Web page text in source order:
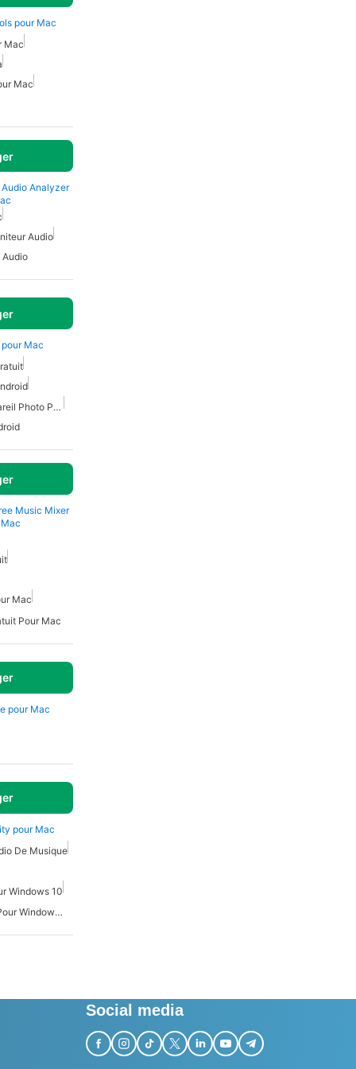
pour Mac
Mac
Mac
Analyzer
Audio
Audio
Mac
Éditeur De Photos D'Appareil Photo Pour Android
Music Mixer
Mac
Pour Mac
pour Mac
pour Mac
De Musique
Windows 10
Logiciel D'Édition Audio Pour Windows 7
Social media